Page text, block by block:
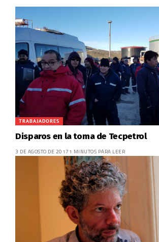
TRABAJADORES
Disparos en la toma de Tecpetrol
3 DE AGOSTO DE 2017 1 MINUTOS PARA LEER